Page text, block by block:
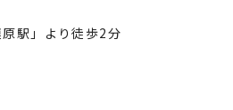
駅」より徒歩2分